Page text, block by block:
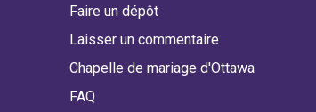
Faire un dépôt
Laisser un commentaire
Chapelle de mariage d'Ottawa
FAQ